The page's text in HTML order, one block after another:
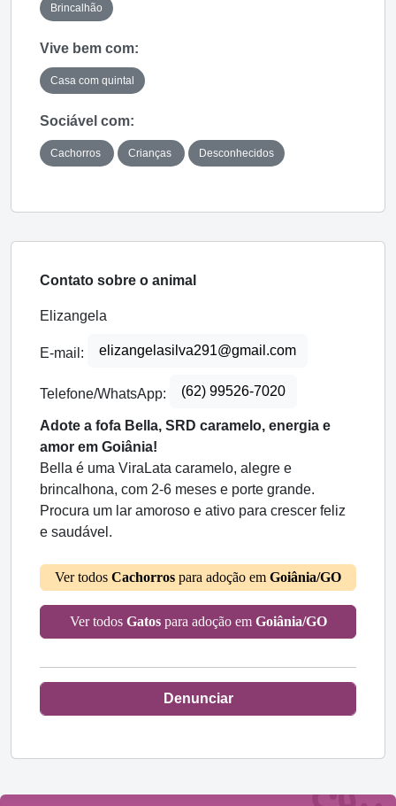
Brincalhão
Vive bem com:
Casa com quintal
Sociável com:
Cachorros Crianças Desconhecidos
Contato sobre o animal
Elizangela
E-mail: elizangelasilva291@gmail.com
Telefone/WhatsApp: (62) 99526-7020
Adote a fofa Bella, SRD caramelo, energia e
amor em Goiânia!
Bella é uma ViraLata caramelo, alegre e
brincalhona, com 2-6 meses e porte grande.
Procura um lar amoroso e ativo para crescer feliz
e saudável.
Ver todos Cachorros para adoção em Goiânia/GO
Ver todos Gatospara adoção em Goiânia/GO
Denunciar